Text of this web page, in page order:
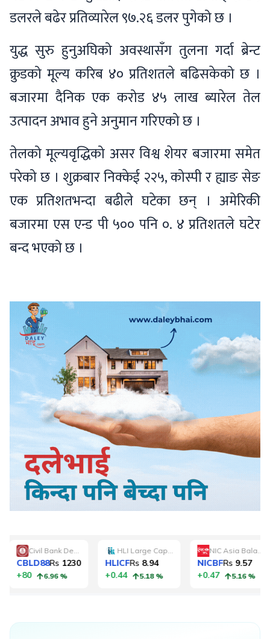
डलरले बढेर प्रतिव्यारेल ९७.२६ डलर पुगेको छ ।
युद्ध सुरु हुनुअघिको अवस्थासँग तुलना गर्दा ब्रेन्ट
क्रुडको मूल्य करिब ४० प्रतिशतले बढिसकेको छ ।
बजारमा दैनिक एक करोड ४५ लाख ब्यारेल तेल
उत्पादन अभाव हुने अनुमान गरिएको छ ।
तेलको मूल्यवृद्धिको असर विश्व शेयर बजारमा समेत
परेको छ । शुक्रबार निक्केई २२५, कोस्पी र ह्याङ सेङ
एक प्रतिशतभन्दा बढीले घटेका छन् । अमेरिकी
बजारमा एस एन्ड पी ५०० पनि ०. ४ प्रतिशतले घटेर
बन्द भएको छ ।